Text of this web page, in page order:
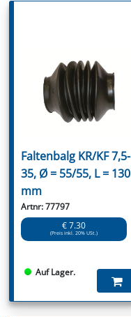
Faltenbalg KR/KF 7,5-
35, Ø = 55/55, L = 130
mm
Artnr: 77797
€ 7.30
(Preis inkl. 20% USt.)
Auf Lager.